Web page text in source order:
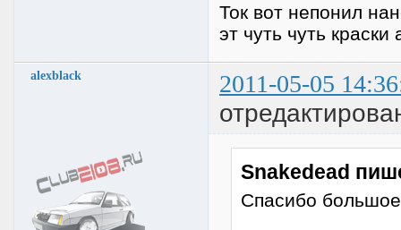
Ток вот непонил
эт чуть чуть
alexblack 2011-05-05
Snakedead
Спасибо